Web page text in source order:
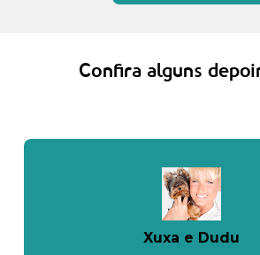
Confira alguns
Xuxa e Dudu